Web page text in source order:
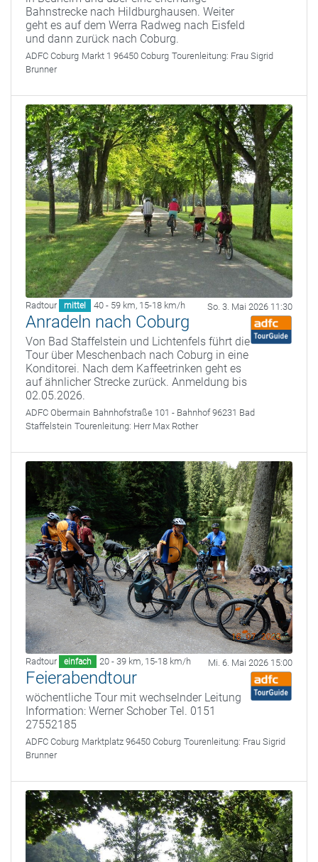
Bahnstrecke nach Hildburghausen. Weiter
geht es auf dem Werra Radweg nach Eisfeld
und dann zurück nach Coburg.
ADFC Coburg Markt 1 96450 Coburg Tourenleitung: Frau Sigrid
Brunner
Radtour mittel 40 - 59 km, 15-18 km/h So. 3. Mai 2026 11:30
Anradeln nach Coburg
Von Bad Staffelstein und Lichtenfels führt die
Tour über Meschenbach nach Coburg in eine
Konditorei. Nach dem Kaffeetrinken geht es
auf ähnlicher Strecke zurück. Anmeldung bis
02.05.2026.
ADFC Obermain Bahnhofstraße 101 - Bahnhof 96231 Bad
Staffelstein Tourenleitung: Herr Max Rother
Radtour einfach 20 - 39 km, 15-18 km/h Mi. 6. Mai 2026 15:00
Feierabendtour
wöchentliche Tour mit wechselnder Leitung
Information: Werner Schober Tel. 0151
27552185
ADFC Coburg Marktplatz 96450 Coburg Tourenleitung: Frau Sigrid
Brunner